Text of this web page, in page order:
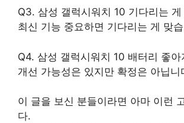
Q3. 삼성 갤럭시워치 10 기다리는 게
최신 기능 중요하면 기다리는 게 맞
Q4. 삼성 갤럭시워치 10 배터리 좋아
개선 가능성은 있지만 확정은 아닙니
이 글을 보신 분들이라면 아마 이런
다.